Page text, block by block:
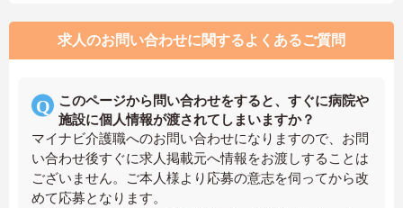
求人のお問い合わせに関するよくあるご質問
このページから問い合わせをすると、すぐに病院や
施設に個人情報が渡されてしまいますか？
マイナビ介護職へのお問い合わせになりますので、お問
い合わせ後すぐに求人掲載元へ情報をお渡しすることは
ございません。ご本人様より応募の意志を伺ってから改
めて応募となります。